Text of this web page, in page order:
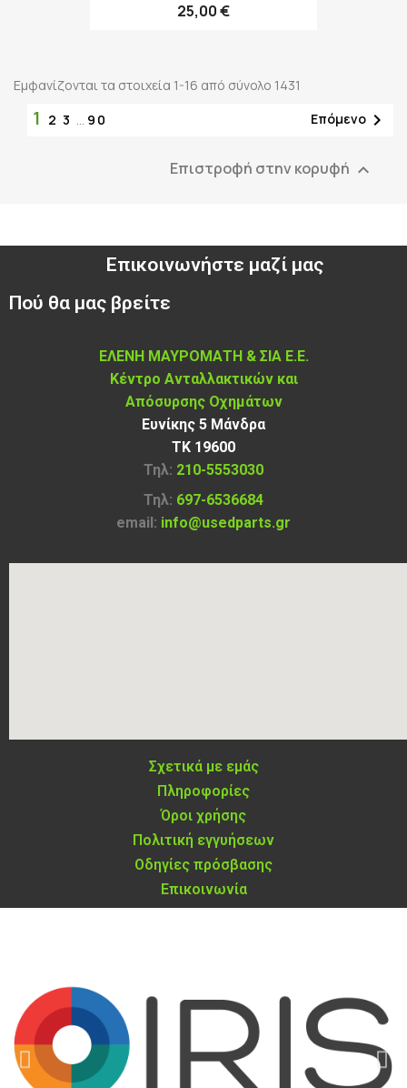
25,00 €
Εμφανίζονται τα στοιχεία 1-16 από σύνολο 1431
1 2 3 … 90 Επόμενο 
Επιστροφή στην κορυφή 
Επικοινωνήστε μαζί μας
Πού θα μας βρείτε
ΕΛΕΝΗ ΜΑΥΡΟΜΑΤΗ & ΣΙΑ Ε.Ε.
Κέντρο Ανταλλακτικών και
Απόσυρσης Οχημάτων
Ευνίκης 5 Μάνδρα
ΤΚ 19600
Τηλ: 210-5553030
Τηλ: 697-6536684
email: info@usedparts.gr
Σχετικά με εμάς
Πληροφορίες
Όροι χρήσης
Πολιτική εγγυήσεων
Οδηγίες πρόσβασης
Επικοινωνία